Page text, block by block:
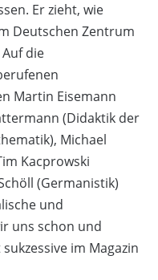
Er zieht, wie
Deutschen Zentrum
die
Martin Eisemann
(Didaktik der
Michael
Kacprowski
(Germanistik)
und
uns schon und
im Magazin